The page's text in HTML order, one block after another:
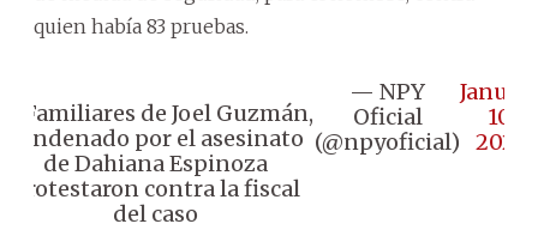
quien había 83 pruebas.
Familiares de Joel Guzmán,
condenado por el asesinato
de Dahiana Espinoza
protestaron contra la fiscal
del caso
— NPY
Oficial
(@npyoficial)
10,
2025